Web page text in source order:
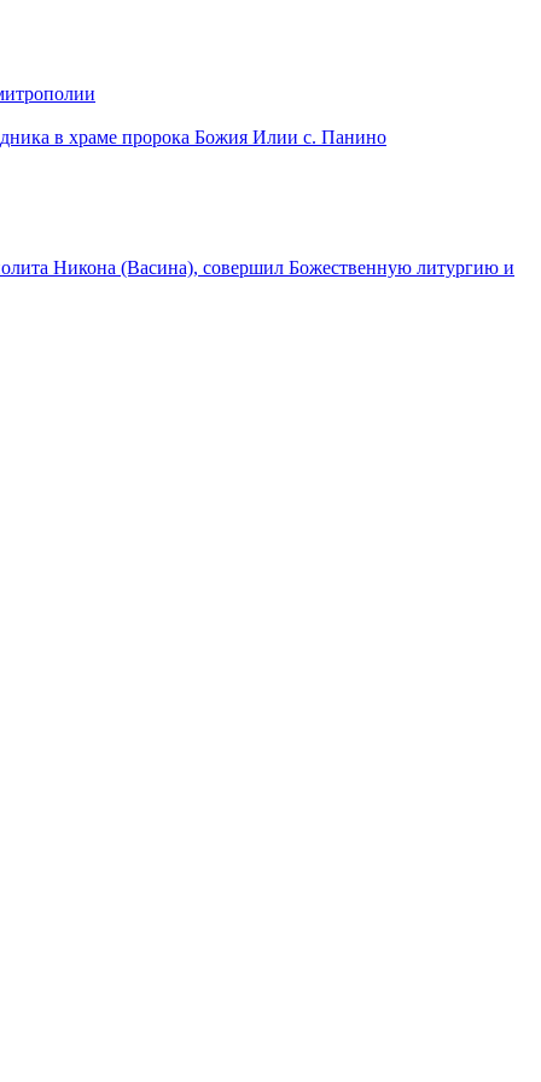
в храме пророка Божия Илии с. Панино
Никона (Васина), совершил Божественную литургию и